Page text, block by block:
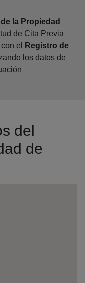
la Propiedad
de Cita Previa
el
Registro de
los datos de
del
de